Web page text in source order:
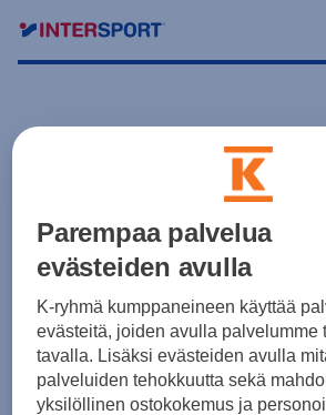
Parempaa palvelua
evästeiden avulla
K-ryhmä kumppaneineen käyttää
evästeitä, joiden avulla palvelumme
tavalla. Lisäksi evästeiden avulla
palveluiden tehokkuutta sekä
yksilöllinen ostokokemus ja